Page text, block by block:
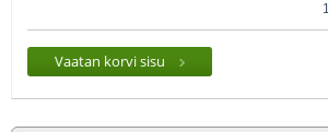
Vaatan korvi sisu